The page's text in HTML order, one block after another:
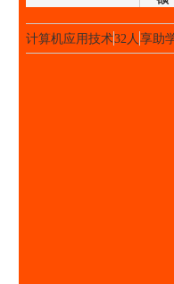
金典总厨班20人享助学金
计算机应用技术32人 享助